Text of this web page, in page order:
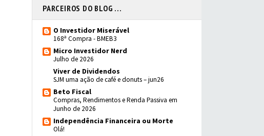
PARCEIROS DO BLOG ...
O Investidor Miserável
168ª Compra - BMEB3
Micro Investidor Nerd
Julho de 2026
Viver de Dividendos
SJM uma ação de café e donuts – jun26
Beto Fiscal
Compras, Rendimentos e Renda Passiva em
Junho de 2026
Independência Financeira ou Morte
Olá!